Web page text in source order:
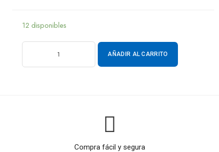
12 disponibles
AÑADIR AL CARRITO
Compra fácil y segura